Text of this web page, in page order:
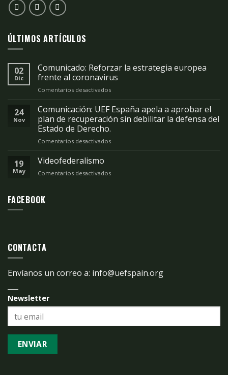
ÚLTIMOS ARTÍCULOS
02
Dic
Comunicado: Reforzar la estrategia europea
frente al coronavirus
Comentarios desactivados
Reforzar
la
estrategia
24
Nov
Comunicación: UEF España apela a aprobar el
plan de recuperación sin debilitar la defensa del
Estado de Derecho.
Comentarios desactivados
del
Estado
19
May
Videofederalismo
Comentarios desactivados
FACEBOOK
CONTACTA
Envíanos un correo a: info@uefspain.org
Newsletter